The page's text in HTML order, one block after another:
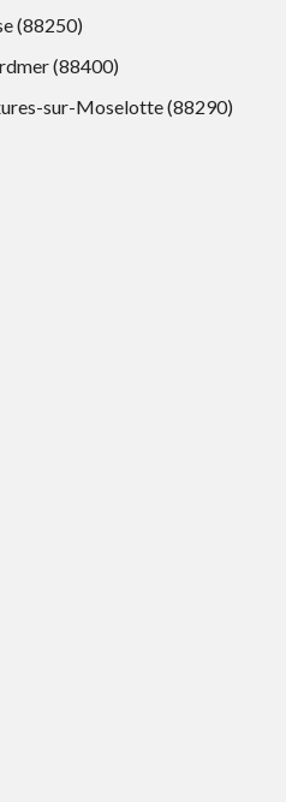
(88250)
(88400)
sur-Moselotte (88290)